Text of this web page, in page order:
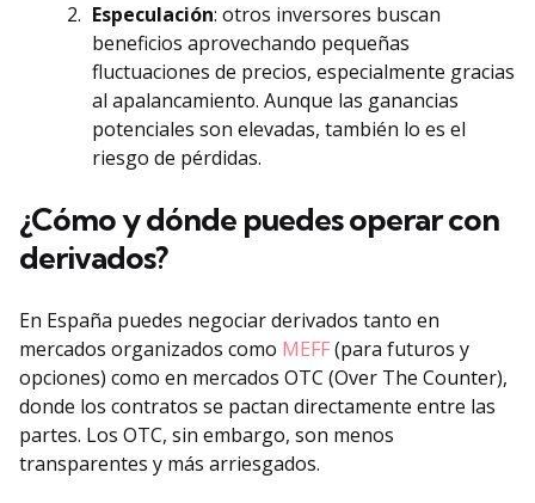
Especulación: otros inversores buscan
beneficios aprovechando pequeñas
fluctuaciones de precios, especialmente gracias
al apalancamiento. Aunque las ganancias
potenciales son elevadas, también lo es el
riesgo de pérdidas.
¿Cómo y dónde puedes operar con
derivados?
En España puedes negociar derivados tanto en
mercados organizados como MEFF(para futuros y
opciones) como en mercados OTC (Over The Counter),
donde los contratos se pactan directamente entre las
partes. Los OTC, sin embargo, son menos
transparentes y más arriesgados.